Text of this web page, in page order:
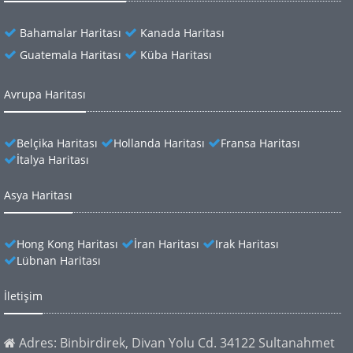
Bahamalar Haritası
Kanada Haritası
Guatemala Haritası
Küba Haritası
Avrupa Haritası
Belçika Haritası Hollanda Haritası
Fransa Haritası
İtalya Haritası
Asya Haritası
Hong Kong Haritası İran Haritası
Irak Haritası
Lübnan Haritası
İletişim
Adres: Binbirdirek, Divan Yolu Cd. 34122 Sultanahmet